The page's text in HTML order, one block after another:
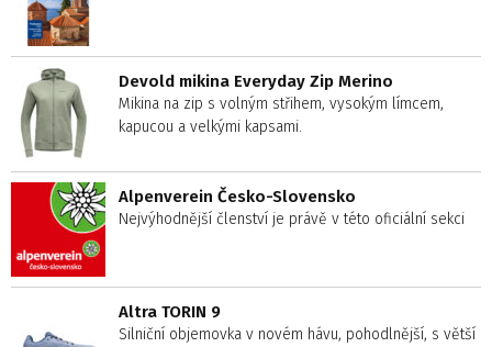
Devold mikina Everyday Zip Merino
Mikina na zip s volným střihem, vysokým límcem,
kapucou a velkými kapsami.
Alpenverein Česko-Slovensko
Nejvýhodnější členství je právě v této oficiální sekci
Altra TORIN 9
Silniční objemovka v novém hávu, pohodlnější, s větší